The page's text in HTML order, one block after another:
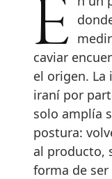
En un panorama gastronómico
caviar
el origen. La
iraní por
solo amplía
postura:
al producto,
forma de